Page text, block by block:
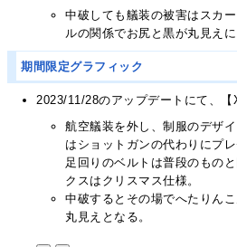
中破しても艤装の被害はスカ
ルの関係でお尻と黒が丸見えに
期間限定グラフィック
2023/11/28のアップデートにて、【
航空艤装を外し、制服のデザ
はショットガンの代わりにプレ
足回りのベルトは普段のもの
クスはクリスマス仕様。
中破するとその場でへたりん
丸見えとなる。